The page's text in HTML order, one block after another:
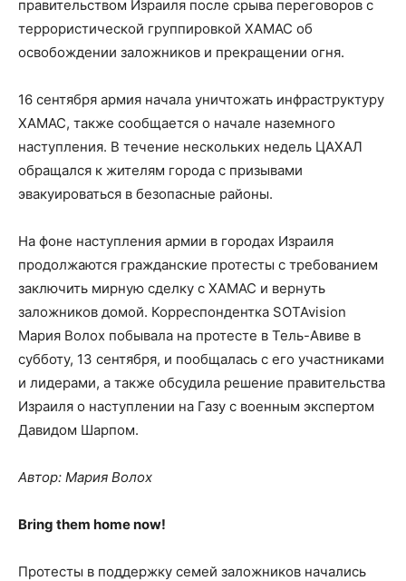
правительством Израиля после срыва переговоров с
террористической группировкой ХАМАС об
освобождении заложников и прекращении огня.
16 сентября армия начала уничтожать инфраструктуру
ХАМАС, также сообщается о начале наземного
наступления. В течение нескольких недель ЦАХАЛ
обращался к жителям города с призывами
эвакуироваться в безопасные районы.
На фоне наступления армии в городах Израиля
продолжаются гражданские протесты с требованием
заключить мирную сделку с ХАМАС и вернуть
заложников домой. Корреспондентка SOTAvision
Мария Волох побывала на протесте в Тель-Авиве в
субботу, 13 сентября, и пообщалась с его участниками
и лидерами, а также обсудила решение правительства
Израиля о наступлении на Газу с военным экспертом
Давидом Шарпом.
Автор: Мария Волох
Bring them home now!
Протесты в поддержку семей заложников начались